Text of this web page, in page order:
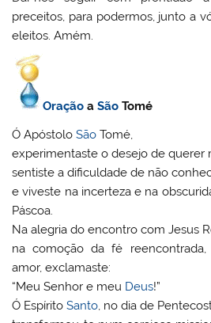
preceitos, para podermos, junto a
eleitos. Amém.
Oração aSão Tomé
Ó ApóstoloSão Tomé,
experimentaste o desejo de querer
sentiste a dificuldade de não
e viveste na incerteza e na
Páscoa.
Na alegria do encontro com Jesus
na comoção da fé
amor, exclamaste:
“Meu Senhor e meu Deus!”
Ó EspíritoSanto, no dia de